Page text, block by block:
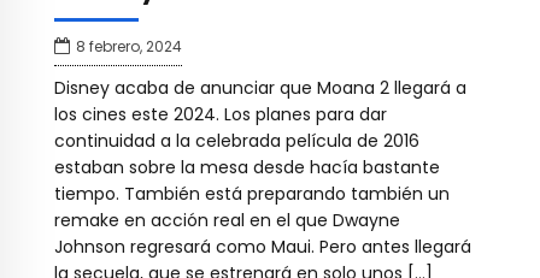
8 febrero, 2024
Disney acaba de anunciar que Moana 2 llegará a
los cines este 2024. Los planes para dar
continuidad a la celebrada película de 2016
estaban sobre la mesa desde hacía bastante
tiempo. También está preparando también un
remake en acción real en el que Dwayne
Johnson regresará como Maui. Pero antes llegará